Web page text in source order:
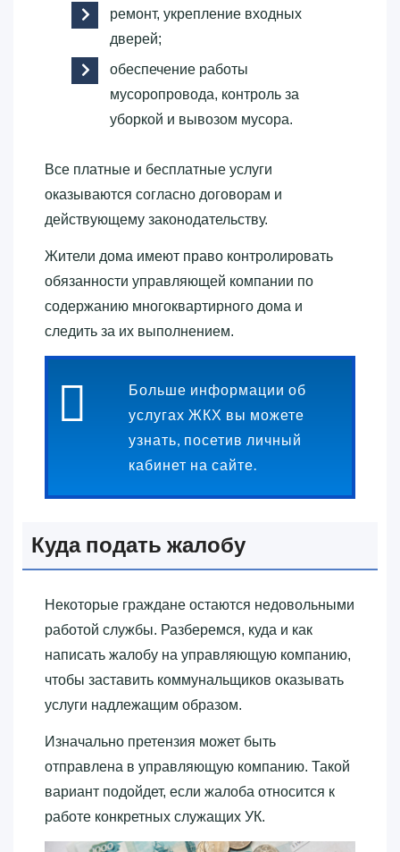
ремонт, укрепление входных
дверей;
обеспечение работы
мусоропровода, контроль за
уборкой и вывозом мусора.
Все платные и бесплатные услуги
оказываются согласно договорам и
действующему законодательству.
Жители дома имеют право контролировать
обязанности управляющей компании по
содержанию многоквартирного дома и
следить за их выполнением.
Больше информации об
услугах ЖКХ вы можете
узнать, посетив личный
кабинет на сайте.
Куда подать жалобу
Некоторые граждане остаются недовольными
работой службы. Разберемся, куда и как
написать жалобу на управляющую компанию,
чтобы заставить коммунальщиков оказывать
услуги надлежащим образом.
Изначально претензия может быть
отправлена в управляющую компанию. Такой
вариант подойдет, если жалоба относится к
работе конкретных служащих УК.